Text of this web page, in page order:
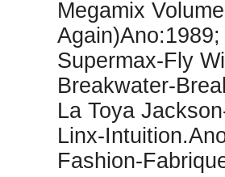
Megamix
Again)Ano:1989;
Supermax-Fly
Breakwater-
La Toya
Linx-
Fashion-